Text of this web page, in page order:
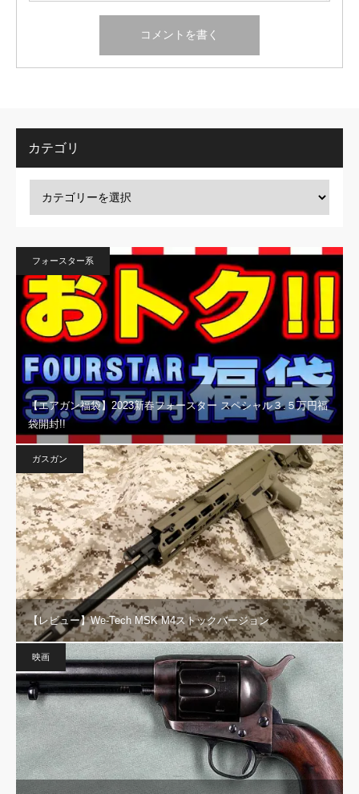
カテゴリ
フォースター系
【エアガン福袋】2023新春フォースター スペシャル３.５万円福
袋開封!!
ガスガン
【レビュー】We-Tech MSK M4ストックバージョン
映画